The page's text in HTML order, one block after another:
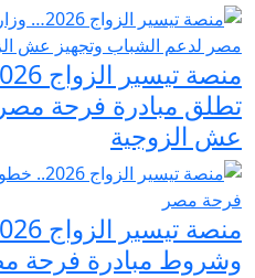
تطلق مبادرة فرحة
عش الزوجية
وشروط مبادرة فرحة